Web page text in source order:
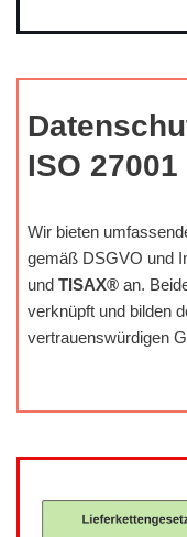
ISO
Wir bieten
gemäß DSGVO und
und TISAX® an.
verknüpft und bilden
vertrauenswürdigen